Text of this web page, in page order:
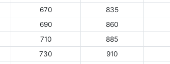
670 835
690 860
710 885
730 910